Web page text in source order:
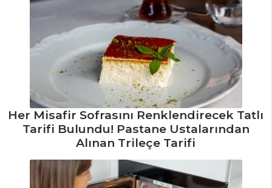
Şerbeti Tarifi, Nasıl
Yapılır?
İçecekler Tüm
Tarifleri
SALATALAR
Tarifi, Nasıl Yapılır?
Her Misafir Sofrasını Renklendirecek Tatlı
Tarifi Bulundu! Pastane Ustalarından
Alınan Trileçe Tarifi